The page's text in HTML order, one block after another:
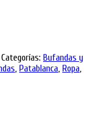
Categorías: Bufandas y
, Patablanca, Ropa,